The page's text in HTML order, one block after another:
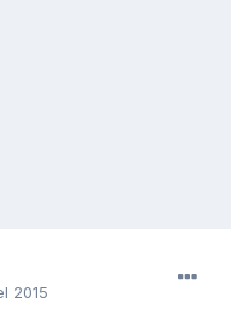
2015